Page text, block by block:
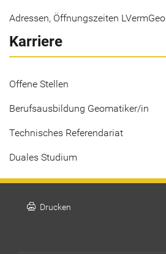
Adressen, Öffnungszeiten LVermGeo
Karriere
Offene Stellen
Berufsausbildung Geomatiker/in
Technisches Referendariat
Duales Studium
print Drucken